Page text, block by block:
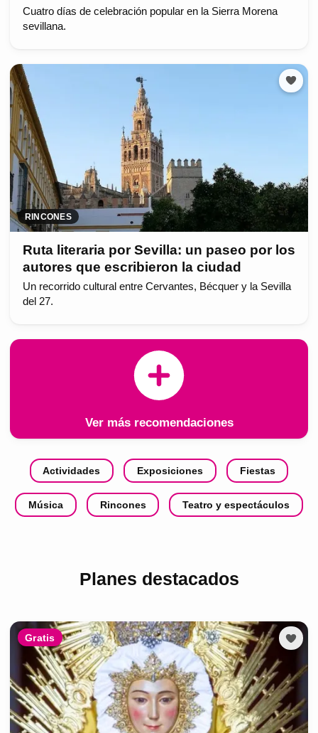
Cuatro días de celebración popular en la Sierra Morena
sevillana.
RINCONES
Ruta literaria por Sevilla: un paseo por los
autores que escribieron la ciudad
Un recorrido cultural entre Cervantes, Bécquer y la Sevilla
del 27.
Ver más recomendaciones
Actividades Exposiciones Fiestas
Música Rincones Teatro y espectáculos
Planes destacados
Gratis